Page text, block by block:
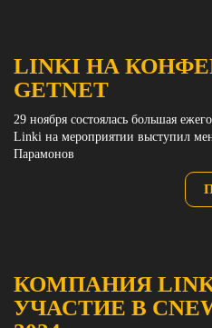
LINKI НА
GETNET
29 ноября состоялась большая
Linki на мероприятии выступил
Парамонов
КОМПАНИЯ
УЧАСТИЕ В